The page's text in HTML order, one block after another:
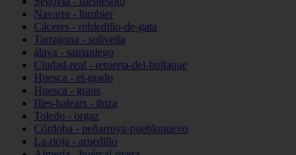
Navarra - lumbier
Cáceres - robledillo-de-gata
Tarragona - solivella
álava - samaniego
Ciudad-real - retuerta-del-bullaque
Huesca - el-grado
Huesca - graus
Illes-balears - ibiza
Toledo - orgaz
Córdoba - peñarroya-pueblonuevo
La-rioja - arnedillo